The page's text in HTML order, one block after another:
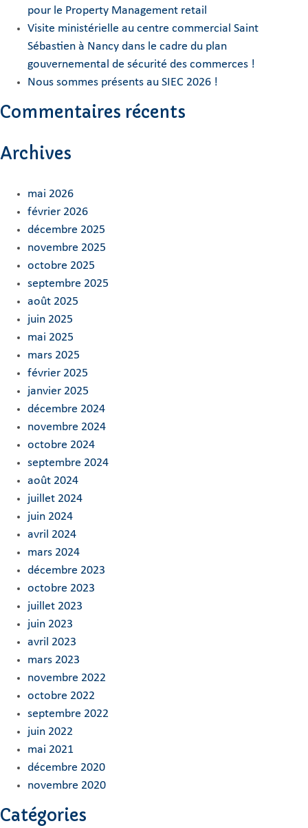
pour le Property Management retail
Visite ministérielle au centre commercial Saint
Sébastien à Nancy dans le cadre du plan
gouvernemental de sécurité des commerces !
Nous sommes présents au SIEC 2026 !
Commentaires récents
Archives
mai 2026
février 2026
décembre 2025
novembre 2025
octobre 2025
septembre 2025
août 2025
juin 2025
mai 2025
mars 2025
février 2025
janvier 2025
décembre 2024
novembre 2024
octobre 2024
septembre 2024
août 2024
juillet 2024
juin 2024
avril 2024
mars 2024
décembre 2023
octobre 2023
juillet 2023
juin 2023
avril 2023
mars 2023
novembre 2022
octobre 2022
septembre 2022
juin 2022
mai 2021
décembre 2020
novembre 2020
Catégories